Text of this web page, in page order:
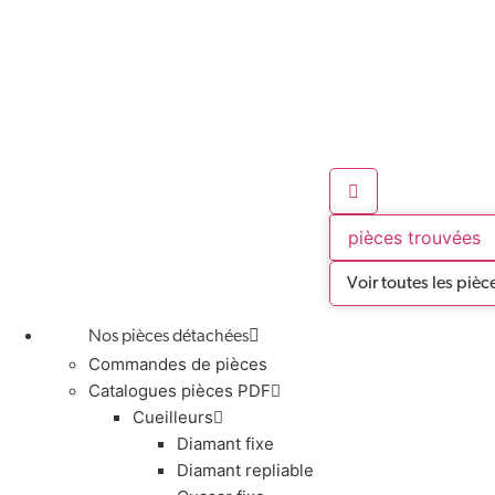
pièces trouvées
Voir toutes les
Nos pièces détachées
Commandes de pièces
Catalogues pièces PDF
Cueilleurs
Diamant fixe
Diamant repliable